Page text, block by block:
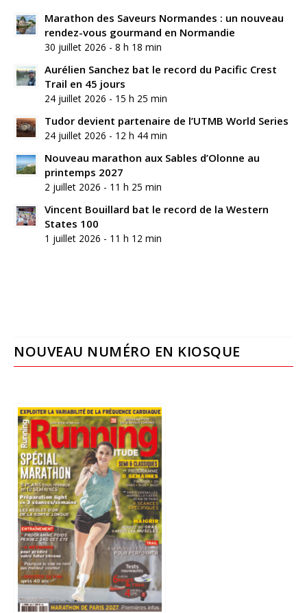
Marathon des Saveurs Normandes : un nouveau
rendez-vous gourmand en Normandie
30 juillet 2026 - 8 h 18 min
Aurélien Sanchez bat le record du Pacific Crest
Trail en 45 jours
24 juillet 2026 - 15 h 25 min
Tudor devient partenaire de l’UTMB World Series
24 juillet 2026 - 12 h 44 min
Nouveau marathon aux Sables d’Olonne au
printemps 2027
2 juillet 2026 - 11 h 25 min
Vincent Bouillard bat le record de la Western
States 100
1 juillet 2026 - 11 h 12 min
NOUVEAU NUMÉRO EN KIOSQUE